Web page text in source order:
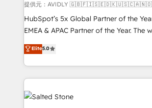
提供元：AVIDLY
HubSpot’s 5x Global Partner of the
EMEA & APAC Partner of the Year. The
experienced and fully accredited
Partner. 🚀 With 2,750+ HubSpot projects delivered
and 370+ specialists across EMEA,
we de-risk complex CRM programmes
accelerate ROI across every HubSpot Hub. 🧭
multi-region migrations to AI-powered
Elite5.0